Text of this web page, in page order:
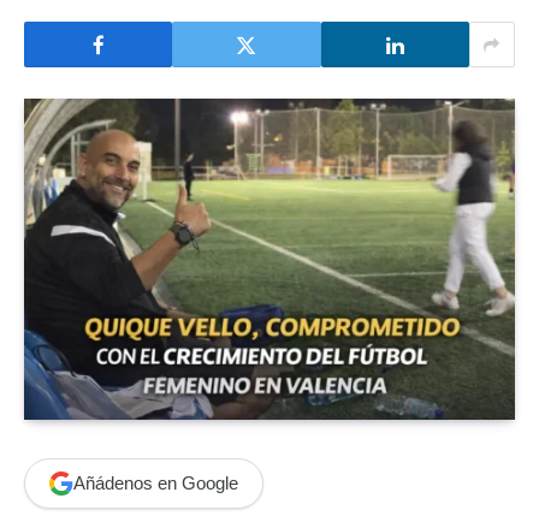
Añádenos en Google